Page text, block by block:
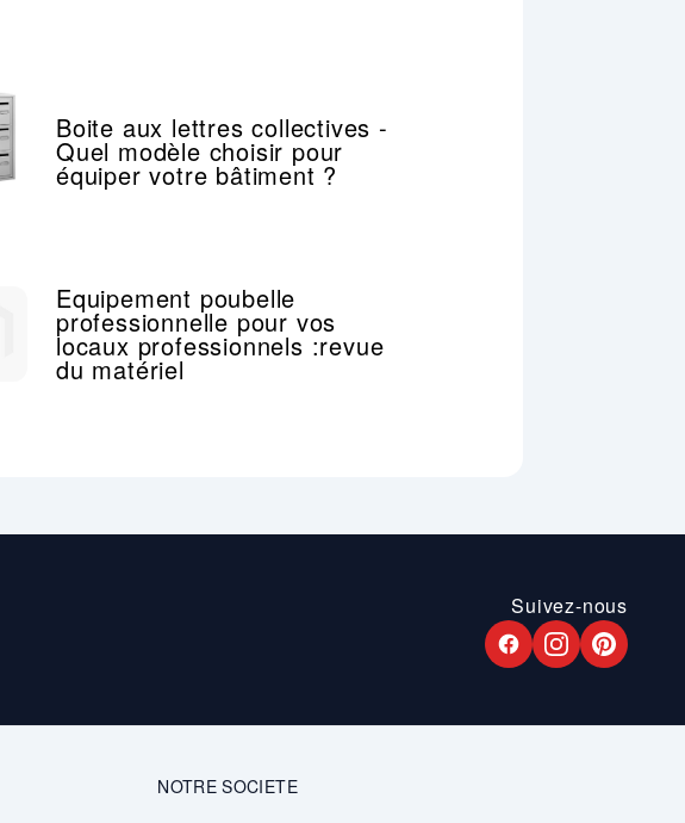
Boite aux lettres collectives -
Quel modèle choisir pour
équiper votre bâtiment ?
Equipement poubelle
professionnelle pour vos
locaux professionnels :revue
du matériel
Suivez-nous
NOTRE SOCIETE